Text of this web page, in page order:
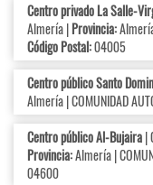
Centro privado La Salle-
Almería |Provincia:
Código Postal:04005
Centro público Santo
Almería | COMUNIDAD
Centro público Al-Bujaira|
Provincia:Almería |
04600